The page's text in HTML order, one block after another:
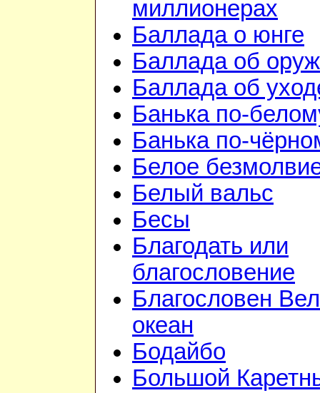
миллионерах
Баллада о юнге
Баллада об
Баллада об
Банька по-
Банька по-
Белое
Белый вальс
Бесы
Благодать или
благословение
Благословен
океан
Бодайбо
Большой